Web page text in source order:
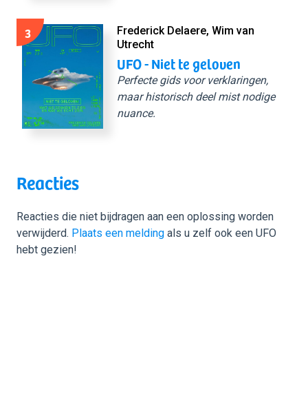
3
Frederick Delaere, Wim van
Utrecht
UFO - Niet te geloven
Perfecte gids voor verklaringen,
maar historisch deel mist nodige
nuance.
Reacties
Reacties die niet bijdragen aan een oplossing worden
verwijderd. Plaats een melding als u zelf ook een UFO
hebt gezien!